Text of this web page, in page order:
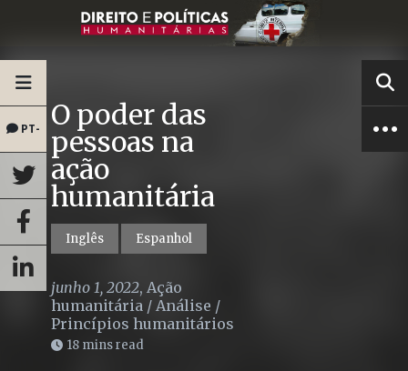
PT-
BR
O poder das
pessoas na
ação
humanitária
Inglês Espanhol
junho 1, 2022, Ação
humanitária / Análise /
Princípios humanitários
18 mins read